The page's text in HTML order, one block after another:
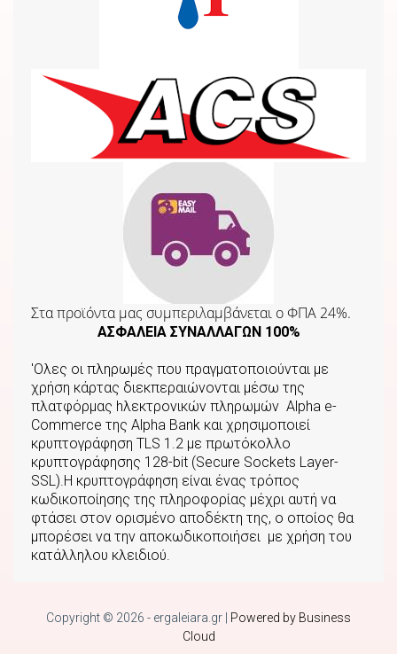
Στα προϊόντα μας συμπεριλαμβάνεται o ΦΠΑ 24%.
ΑΣΦΑΛΕΙΑ ΣΥΝΑΛΛΑΓΩΝ 100%
'Ολες οι πληρωμές που πραγματοποιούνται με
χρήση κάρτας διεκπεραιώνονται μέσω της
πλατφόρμας hλεκτρονικών πληρωμών Αlpha e-
Commerce της Αlpha Bank και χρησιμοποιεί
κρυπτογράφηση TLS 1.2 με πρωτόκολλο
κρυπτογράφησης 128-bit (Secure Sockets Layer-
SSL).Η κρυπτογράφηση είναι ένας τρόπος
κωδικοποίησης της πληροφορίας μέχρι αυτή να
φτάσει στον ορισμένο αποδέκτη της, ο οποίος θα
μπορέσει να την αποκωδικοποιήσει με χρήση του
κατάλληλου κλειδιού.
Copyright © 2026 - ergaleiara.gr
Powered by Business
Cloud